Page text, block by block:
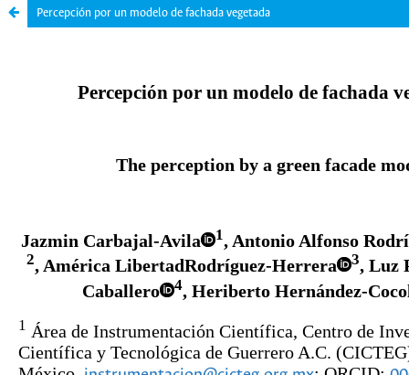
Percepción por un modelo de fachada vegetada